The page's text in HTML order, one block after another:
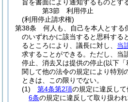
旨を書面により通知するものとす
第3節
利用停止
(利用停止請求権)
第38条
何人も、自己を本人とする
のいずれかに該当すると思科する
るところにより、議長に対し、 当
求することができる。 ただし、当
停止、消去又は提供の停止(以下「
関して他の法令の規定により特別
ときは、この限りでない。
(1)
第4条第2項の規定に違反して
6条の規定に違反して取り扱われ